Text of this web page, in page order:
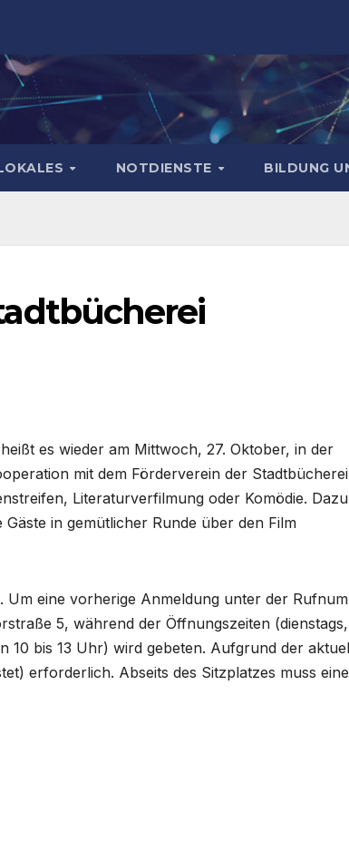
NOTDIENSTE BILDUNG
es wieder am Mittwoch, 27. Oktober, in der
mit dem Förderverein der Stadtbücherei
Literaturverfilmung oder Komödie. Dazu
in gemütlicher Runde über den Film
eine vorherige Anmeldung unter der
5, während der Öffnungszeiten (dienstags,
10 bis 13 Uhr) wird gebeten. Aufgrund der
erforderlich. Abseits des Sitzplatzes muss eine